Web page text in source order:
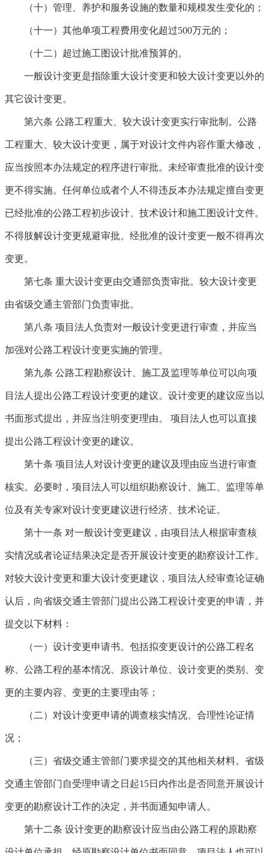
（十）管理、养护和服务设施的数量和规模发生变化的；
（十一）其他单项工程费用变化超过500万元的；
（十二）超过施工图设计批准预算的。
一般设计变更是指除重大设计变更和较大设计变更以外的
其它设计变更。
第六条 公路工程重大、较大设计变更实行审批制。公路
工程重大、较大设计变更，属于对设计文件内容作重大修改，
应当按照本办法规定的程序进行审批。未经审查批准的设计变
更不得实施。任何单位或者个人不得违反本办法规定擅自变更
已经批准的公路工程初步设计、技术设计和施工图设计文件。
不得肢解设计变更规避审批。经批准的设计变更一般不得再次
变更。
第七条 重大设计变更由交通部负责审批。较大设计变更
由省级交通主管部门负责审批。
第八条 项目法人负责对一般设计变更进行审查，并应当
加强对公路工程设计变更实施的管理。
第九条 公路工程勘察设计、施工及监理等单位可以向项
目法人提出公路工程设计变更的建议。设计变更的建议应当以
书面形式提出，并应当注明变更理由。 项目法人也可以直接
提出公路工程设计变更的建议。
第十条 项目法人对设计变更的建议及理由应当进行审查
核实。必要时，项目法人可以组织勘察设计、施工、监理等单
位及有关专家对设计变更建议进行经济、技术论证。
第十一条 对一般设计变更建议，由项目法人根据审查核
实情况或者论证结果决定是否开展设计变更的勘察设计工作。
对较大设计变更和重大设计变更建议，项目法人经审查论证确
认后，向省级交通主管部门提出公路工程设计变更的申请，并
提交以下材料：
（一）设计变更申请书。包括拟变更设计的公路工程名
称、公路工程的基本情况、原设计单位、设计变更的类别、变
更的主要内容、变更的主要理由等；
（二）对设计变更申请的调查核实情况、合理性论证情
况；
（三）省级交通主管部门要求提交的其他相关材料。省级
交通主管部门自受理申请之日起15日内作出是否同意开展设计
变更的勘察设计工作的决定，并书面通知申请人。
第十二条 设计变更的勘察设计应当由公路工程的原勘察